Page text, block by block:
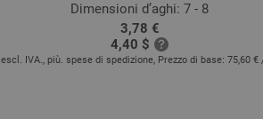
Dimensioni d’aghi: 7 - 8
3,78 €
4,40 $
escl. IVA., più. spese di spedizione, Prezzo di base: 75,60 €